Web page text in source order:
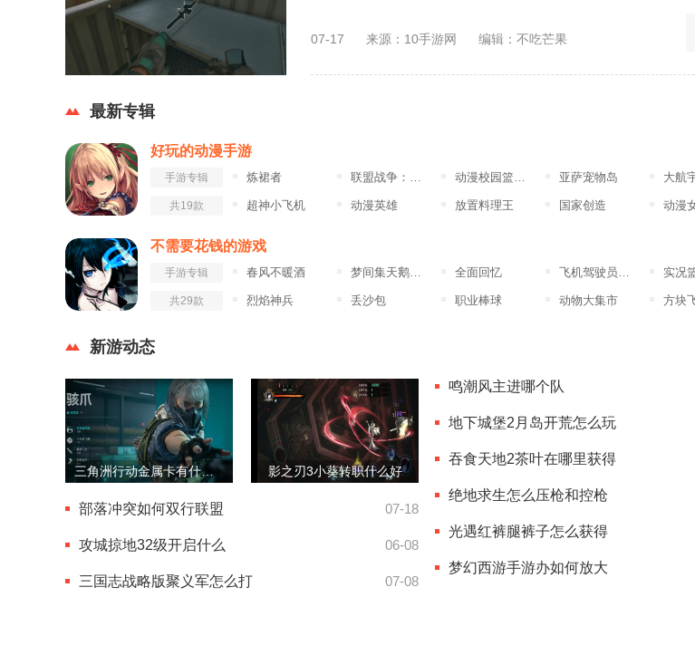
07-17 来源：10手游网 编辑：不吃芒果
最新专辑
好玩的动漫手游
手游专辑 炼裙者 联盟战争：部落冲突 动漫校园篮球竞赛 亚萨宠物岛 大航宇
共19款 超神小飞机 动漫英雄 放置料理王 国家创造 动漫女
不需要花钱的游戏
手游专辑 春风不暖酒 梦间集天鹅座九游版 全面回忆 飞机驾驶员模拟器 实况
共29款 烈焰神兵 丢沙包 职业棒球 动物大集市 方块
新游动态
三角洲行动金属卡有什么用 影之刃3小葵转职什么好
部落冲突如何双行联盟 07-18
攻城掠地32级开启什么 06-08
三国志战略版聚义军怎么打 07-08
鸣潮风主进哪个队
地下城堡2月岛开荒怎么玩
吞食天地2茶叶在哪里获得
绝地求生怎么压枪和控枪
光遇红裤腿裤子怎么获得
梦幻西游手游办如何放大